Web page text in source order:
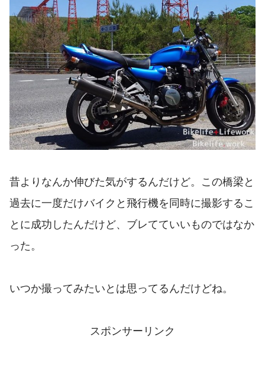
昔よりなんか伸びた気がするんだけど。この橋梁と
過去に一度だけバイクと飛行機を同時に撮影するこ
とに成功したんだけど、ブレてていいものではなか
った。
いつか撮ってみたいとは思ってるんだけどね。
スポンサーリンク